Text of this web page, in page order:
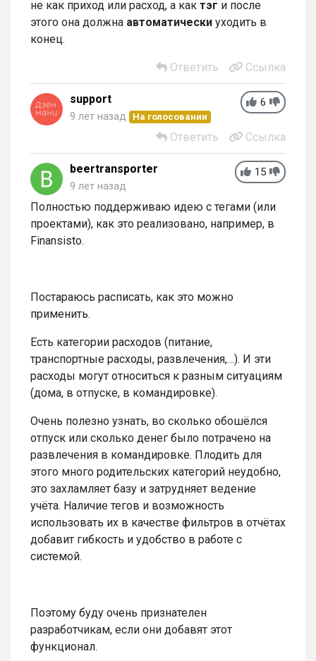
не как приход или расход, а как тэг и после
этого она должна автоматически уходить в
конец.
Ответить Ссылка
6
support
9 лет назад На голосовании
Ответить Ссылка
15
beertransporter
9 лет назад
Полностью поддерживаю идею с тегами (или
проектами), как это реализовано, например, в
Finansisto.
Постараюсь расписать, как это можно
применить.
Есть категории расходов (питание,
транспортные расходы, развлечения,…). И эти
расходы могут относиться к разным ситуациям
(дома, в отпуске, в командировке).
Очень полезно узнать, во сколько обошёлся
отпуск или сколько денег было потрачено на
развлечения в командировке. Плодить для
этого много родительских категорий неудобно,
это захламляет базу и затрудняет ведение
учёта. Наличие тегов и возможность
использовать их в качестве фильтров в отчётах
добавит гибкость и удобство в работе с
системой.
Поэтому буду очень признателен
разработчикам, если они добавят этот
функционал.